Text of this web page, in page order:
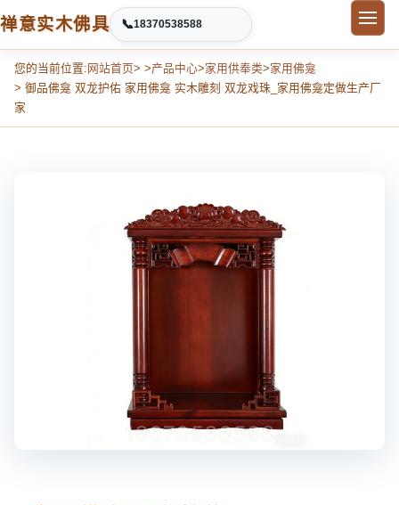
禅意实木佛具 📞18370538588
您的当前位置: 网站首页> >产品中心>家用供奉类>家用佛龛
> 御品佛龛 双龙护佑 家用佛龛 实木雕刻 双龙戏珠_家用佛龛定做生产厂
家